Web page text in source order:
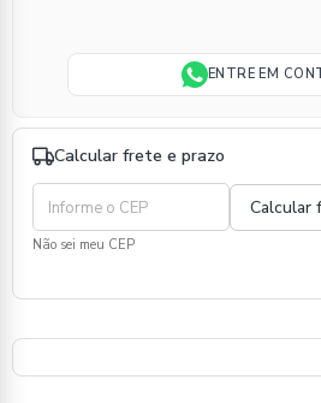
ENTRE EM
Calcular frete e prazo
Não sei meu CEP